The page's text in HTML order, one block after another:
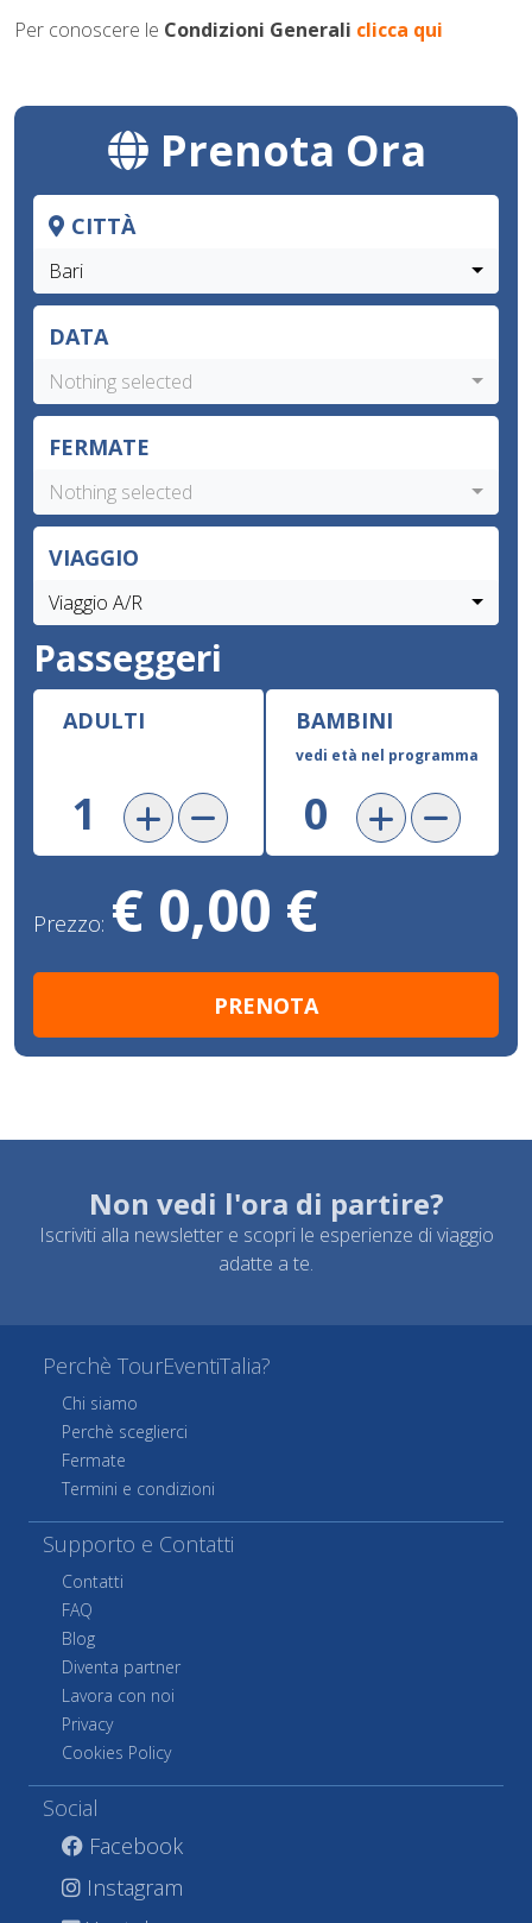
Per conoscere le Condizioni Generali clicca qui
Prenota Ora
CITTÀ
Bari
DATA
Nothing selected
FERMATE
Nothing selected
VIAGGIO
Viaggio A/R
Passeggeri
ADULTI BAMBINI
vedi età nel programma
Prezzo: € 0,00 €
Non vedi l'ora di partire?
Iscriviti alla newsletter e scopri le esperienze di viaggio
adatte a te.
Perchè TourEventiTalia?
Chi siamo
Perchè sceglierci
Fermate
Termini e condizioni
Supporto e Contatti
Contatti
FAQ
Blog
Diventa partner
Lavora con noi
Privacy
Cookies Policy
Social
Facebook
Instagram